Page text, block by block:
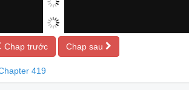
Chap trước Chap sau
419